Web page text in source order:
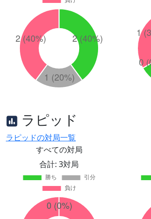
ラピッド
ラピッドの対局一覧
すべての対局
合計: 3対局